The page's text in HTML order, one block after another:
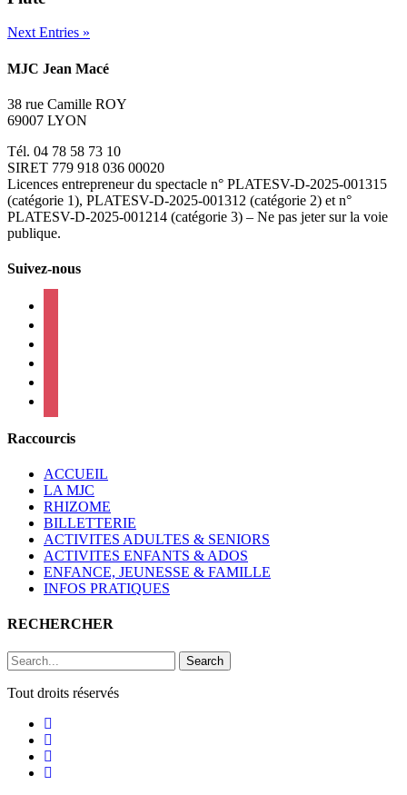
Next Entries »
MJC Jean Macé
38 rue Camille ROY
69007 LYON
Tél. 04 78 58 73 10
SIRET 779 918 036 00020
Licences entrepreneur du spectacle n° PLATESV-D-2025-001315
(catégorie 1), PLATESV-D-2025-001312 (catégorie 2) et n°
PLATESV-D-2025-001214 (catégorie 3) – Ne pas jeter sur la voie
publique.
Suivez-nous
Raccourcis
ACCUEIL
LA MJC
RHIZOME
BILLETTERIE
ACTIVITES ADULTES & SENIORS
ACTIVITES ENFANTS & ADOS
ENFANCE, JEUNESSE & FAMILLE
INFOS PRATIQUES
RECHERCHER
Search
Tout droits réservés